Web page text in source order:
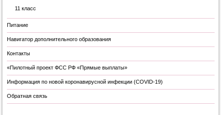
11 класс
Питание
Навигатор дополнительного образования
Контакты
«Пилотный проект ФСС РФ «Прямые выплаты»
Информация по новой коронавирусной инфекции (COVID-19)
Обратная связь